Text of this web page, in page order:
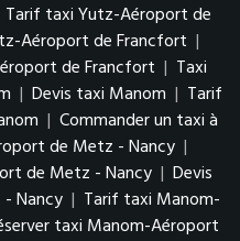
Tarif taxi Yutz-Aéroport de
Aéroport de Francfort |
de Francfort | Taxi
| Devis taxi Manom | Tarif
| Commander un taxi à
de Metz - Nancy |
de Metz - Nancy | Devis
Nancy | Tarif taxi Manom-
taxi Manom-Aéroport